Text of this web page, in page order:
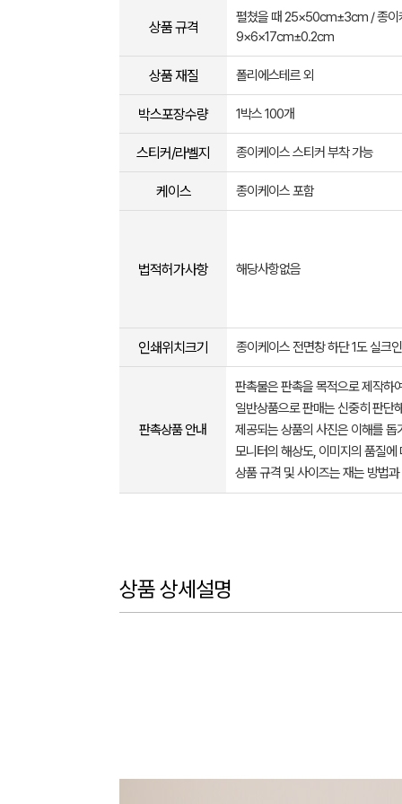
상품 규격
펼쳤을 때 25×50cm±3cm / 종이
9×6×17cm±0.2cm
상품 재질 폴리에스테르 외
박스포장수량 1박스 100개
스티커/라벨지 종이케이스 스티커 부착 가능
케이스 종이케이스 포함
법적허가사항 해당사항없음
인쇄위치크기 종이케이스 전면창 하단 1도 실
판촉상품 안내
판촉물은 판촉을 목적으로 제작하
일반상품으로 판매는 신중히 판단
제공되는 상품의 사진은 이해를
모니터의 해상도, 이미지의 품질
상품 규격 및 사이즈는 재는 방법
상품 상세설명